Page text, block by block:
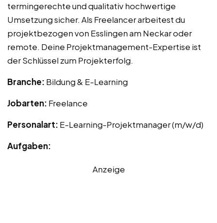
termingerechte und qualitativ hochwertige
Umsetzung sicher. Als Freelancer arbeitest du
projektbezogen von Esslingen am Neckar oder
remote. Deine Projektmanagement-Expertise ist
der Schlüssel zum Projekterfolg.
Branche: Bildung & E-Learning
Jobarten: Freelance
Personalart: E-Learning-Projektmanager (m/w/d)
Aufgaben:
Anzeige